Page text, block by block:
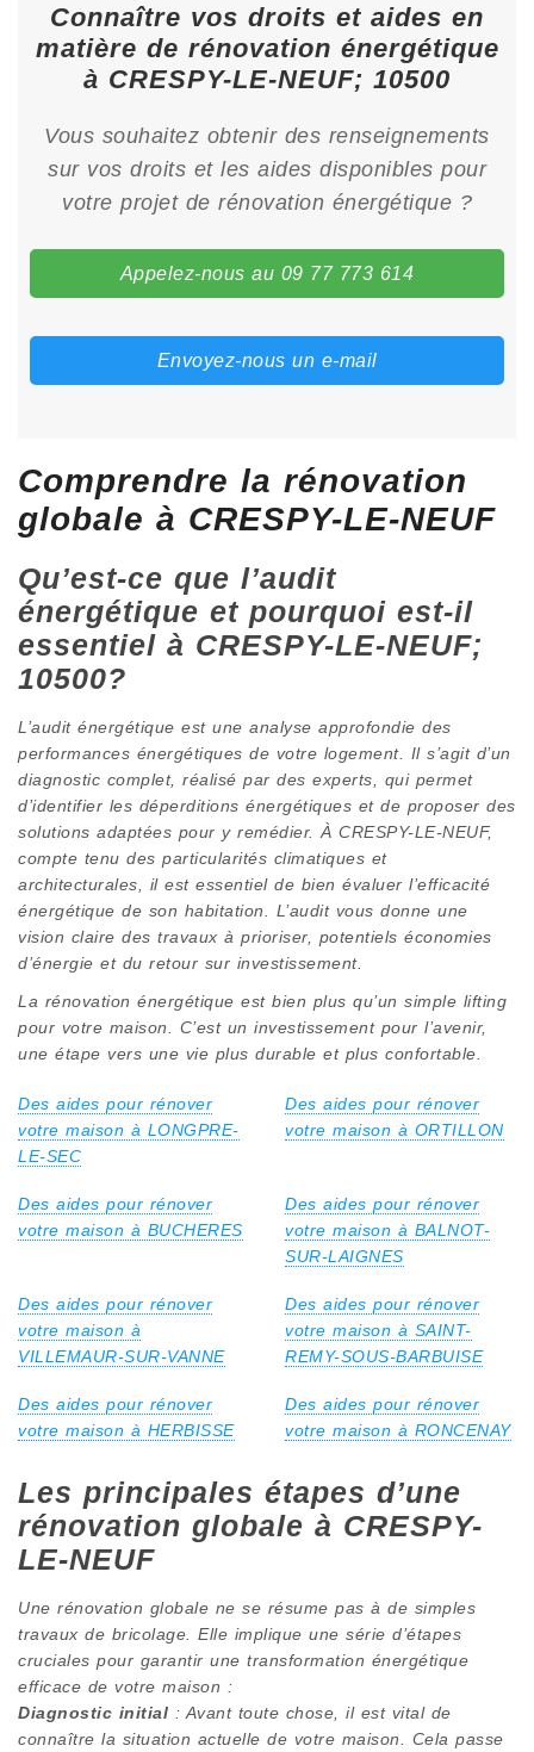
Connaître vos droits et aides en
matière de rénovation énergétique
à CRESPY-LE-NEUF; 10500
Vous souhaitez obtenir des renseignements
sur vos droits et les aides disponibles pour
votre projet de rénovation énergétique ?
Appelez-nous au 09 77 773 614
Envoyez-nous un e-mail
Comprendre la rénovation
globale à CRESPY-LE-NEUF
Qu’est-ce que l’audit
énergétique et pourquoi est-il
essentiel à CRESPY-LE-NEUF;
10500?
L’audit énergétique est une analyse approfondie des
performances énergétiques de votre logement. Il s’agit d’un
diagnostic complet, réalisé par des experts, qui permet
d’identifier les déperditions énergétiques et de proposer des
solutions adaptées pour y remédier. À CRESPY-LE-NEUF,
compte tenu des particularités climatiques et
architecturales, il est essentiel de bien évaluer l’efficacité
énergétique de son habitation. L’audit vous donne une
vision claire des travaux à prioriser, potentiels économies
d’énergie et du retour sur investissement.
La rénovation énergétique est bien plus qu’un simple lifting
pour votre maison. C’est un investissement pour l’avenir,
une étape vers une vie plus durable et plus confortable.
Des aides pour rénover
votre maison à LONGPRE-
LE-SEC
Des aides pour rénover
votre maison à ORTILLON
Des aides pour rénover
votre maison à BUCHERES
Des aides pour rénover
votre maison à BALNOT-
SUR-LAIGNES
Des aides pour rénover
votre maison à
VILLEMAUR-SUR-VANNE
Des aides pour rénover
votre maison à SAINT-
REMY-SOUS-BARBUISE
Des aides pour rénover
votre maison à HERBISSE
Des aides pour rénover
votre maison à RONCENAY
Les principales étapes d’une
rénovation globale à CRESPY-
LE-NEUF
Une rénovation globale ne se résume pas à de simples
travaux de bricolage. Elle implique une série d’étapes
cruciales pour garantir une transformation énergétique
efficace de votre maison :
Diagnostic initial : Avant toute chose, il est vital de
connaître la situation actuelle de votre maison. Cela passe